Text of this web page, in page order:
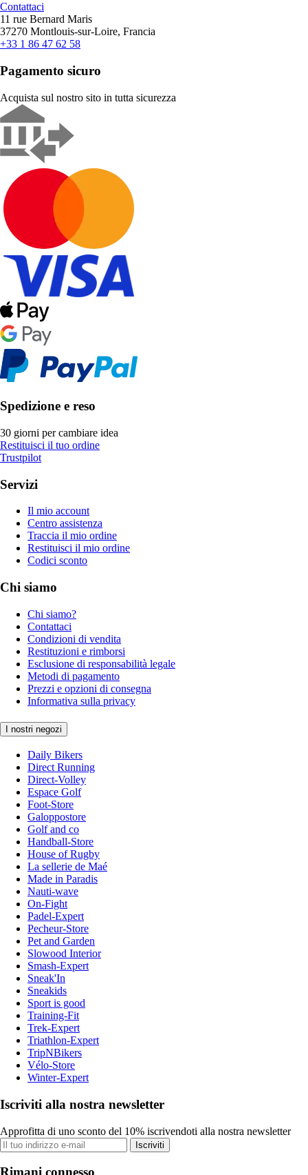
Contattaci
11 rue Bernard Maris
37270 Montlouis-sur-Loire, Francia
+33 1 86 47 62 58
Pagamento sicuro
Acquista sul nostro sito in tutta sicurezza
Spedizione e reso
30 giorni per cambiare idea
Restituisci il tuo ordine
Trustpilot
Servizi
Il mio account
Centro assistenza
Traccia il mio ordine
Restituisci il mio ordine
Codici sconto
Chi siamo
Chi siamo?
Contattaci
Condizioni di vendita
Restituzioni e rimborsi
Esclusione di responsabilità legale
Metodi di pagamento
Prezzi e opzioni di consegna
Informativa sulla privacy
I nostri negozi
Daily Bikers
Direct Running
Direct-Volley
Espace Golf
Foot-Store
Galoppostore
Golf and co
Handball-Store
House of Rugby
La sellerie de Maé
Made in Paradis
Nauti-wave
On-Fight
Padel-Expert
Pecheur-Store
Pet and Garden
Slowood Interior
Smash-Expert
Sneak'In
Sneakids
Sport is good
Training-Fit
Trek-Expert
Triathlon-Expert
TripNBikers
Vélo-Store
Winter-Expert
Iscriviti alla nostra newsletter
Approfitta di uno sconto del 10% iscrivendoti alla nostra newsletter
Iscriviti